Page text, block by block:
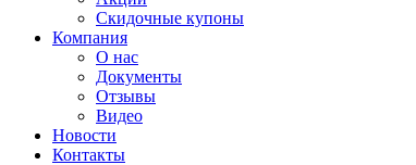
Скидочные купоны
Компания
О нас
Документы
Отзывы
Видео
Новости
Контакты